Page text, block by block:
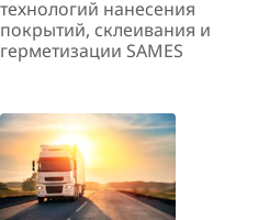
технологий нанесения
покрытий, склеивания и
герметизации SAMES